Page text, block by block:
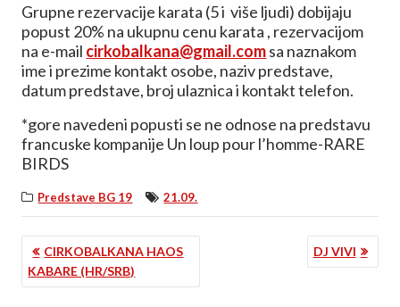
Grupne rezervacije karata (5 i više ljudi) dobijaju
popust 20% na ukupnu cenu karata , rezervacijom
na e-mail cirkobalkana@gmail.comsa naznakom
ime i prezime kontakt osobe, naziv predstave,
datum predstave, broj ulaznica i kontakt telefon.
*gore navedeni popusti se ne odnose na predstavu
francuske kompanije Un loup pour l’homme-RARE
BIRDS
Predstave BG 19 21.09.
KRETANJE
ČLANKA
CIRKOBALKANA HAOS
KABARE (HR/SRB)
DJ VIVI